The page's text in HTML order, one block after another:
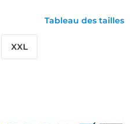
Tableau des tailles
XXL